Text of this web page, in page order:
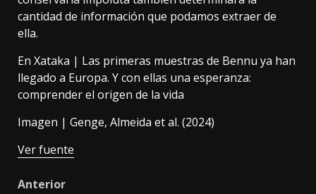
cantidad de información que podamos extraer de
ella.
En Xataka | Las primeras muestras de Bennu ya han
llegado a Europa. Y con ellas una esperanza:
comprender el origen de la vida
Imagen | Genge, Almeida et al. (2024)
Ver fuente
Post
Anterior